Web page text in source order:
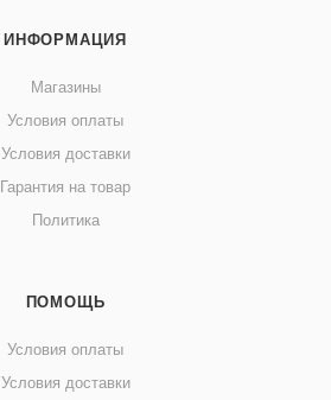
ИНФОРМАЦИЯ
Магазины
Условия оплаты
Условия доставки
Гарантия на товар
Политика
ПОМОЩЬ
Условия оплаты
Условия доставки